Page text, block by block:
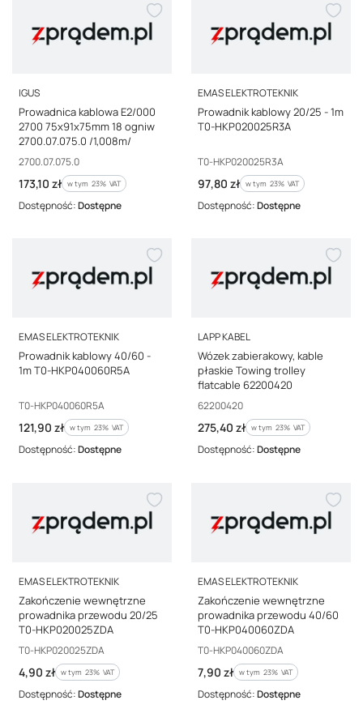
PRODUCENT
IGUS
Prowadnica kablowa E2/000
2700 75x91x75mm 18 ogniw
2700.07.075.0 /1,008m/
Kod producenta
2700.07.075.0
Cena brutto
173,10 zł w tym %s VAT
w tym 23% VAT
Dostępność:Dostępne
PRODUCENT
EMAS ELEKTROTEKNIK
Prowadnik kablowy 20/25 - 1m
T0-HKP020025R3A
Kod producenta
T0-HKP020025R3A
Cena brutto
97,80 zł w tym %s VAT
w tym 23% VAT
Dostępność:Dostępne
PRODUCENT
EMAS ELEKTROTEKNIK
Prowadnik kablowy 40/60 -
1m T0-HKP040060R5A
Kod producenta
T0-HKP040060R5A
Cena brutto
121,90 zł w tym %s VAT
w tym 23% VAT
Dostępność:Dostępne
PRODUCENT
LAPP KABEL
Wózek zabierakowy, kable
płaskie Towing trolley
flatcable 62200420
Kod producenta
62200420
Cena brutto
275,40 zł w tym %s VAT
w tym 23% VAT
Dostępność:Dostępne
PRODUCENT
EMAS ELEKTROTEKNIK
Zakończenie wewnętrzne
prowadnika przewodu 20/25
T0-HKP020025ZDA
Kod producenta
T0-HKP020025ZDA
Cena brutto
4,90 zł w tym %s VAT
w tym 23% VAT
Dostępność:Dostępne
PRODUCENT
EMAS ELEKTROTEKNIK
Zakończenie wewnętrzne
prowadnika przewodu 40/60
T0-HKP040060ZDA
Kod producenta
T0-HKP040060ZDA
Cena brutto
7,90 zł w tym %s VAT
w tym 23% VAT
Dostępność:Dostępne